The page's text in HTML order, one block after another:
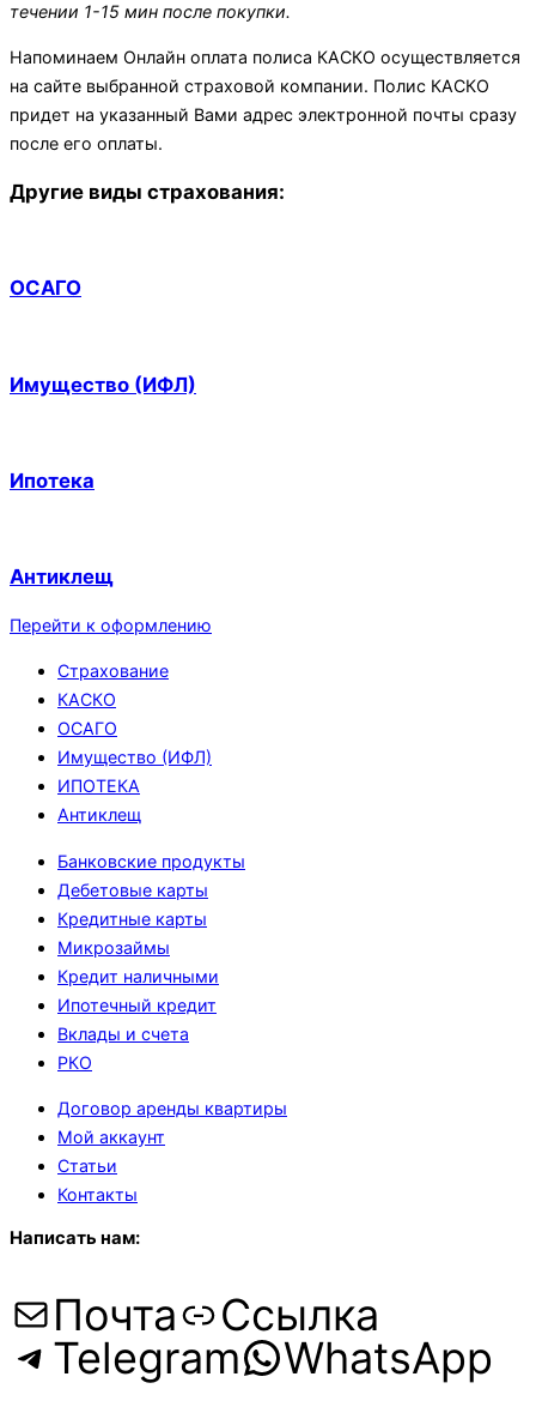
течении 1-15 мин после покупки.
Напоминаем Онлайн оплата полиса КАСКО осуществляется
на сайте выбранной страховой компании. Полис КАСКО
придет на указанный Вами адрес электронной почты сразу
после его оплаты.
Другие виды страхования:
ОСАГО
Имущество (ИФЛ)
Ипотека
Антиклещ
Перейти к оформлению
Страхование
КАСКО
ОСАГО
Имущество (ИФЛ)
ИПОТЕКА
Антиклещ
Банковские продукты
Дебетовые карты
Кредитные карты
Микрозаймы
Кредит наличными
Ипотечный кредит
Вклады и счета
РКО
Договор аренды квартиры
Мой аккаунт
Статьи
Контакты
Написать нам:
Почта
Ссылка
Telegram
WhatsApp